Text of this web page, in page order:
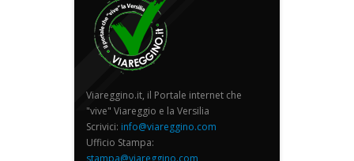
Viareggino.it, il Portale internet che
"vive" Viareggio e la Versilia
Scrivici: info@viareggino.com
Ufficio Stampa:
stampa@viareggino.com